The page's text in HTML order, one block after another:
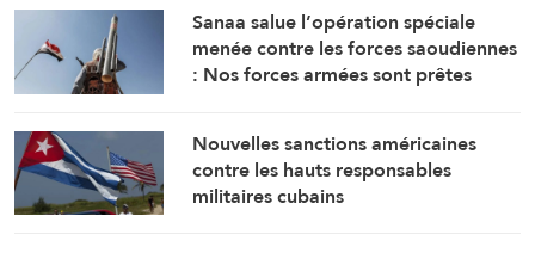
Sanaa salue l’opération spéciale
menée contre les forces saoudiennes
: Nos forces armées sont prêtes
Nouvelles sanctions américaines
contre les hauts responsables
militaires cubains